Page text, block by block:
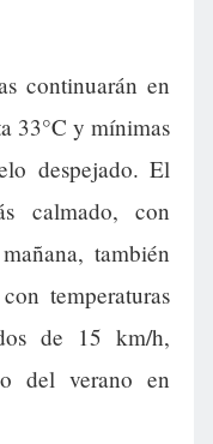
continuarán en
33°C y mínimas
despejado. El
calmado, con
también
temperaturas
de 15 km/h,
del verano en